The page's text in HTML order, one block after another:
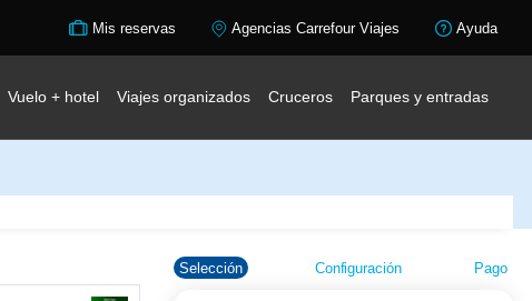
Mis reservas Agencias Carrefour Viajes Ayuda
Vuelo + hotel Viajes organizados Cruceros Parques y entradas
Selección Configuración Pago